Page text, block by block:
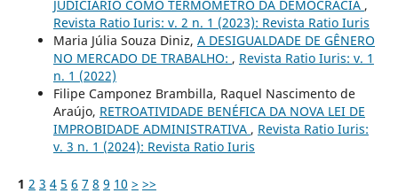
JUDICIÁRIO COMO TERMÔMETRO DA DEMOCRACIA ,
Revista Ratio Iuris: v. 2 n. 1 (2023): Revista Ratio Iuris
Maria Júlia Souza Diniz, A DESIGUALDADE DE GÊNERO
NO MERCADO DE TRABALHO: , Revista Ratio Iuris: v. 1
n. 1 (2022)
Filipe Camponez Brambilla, Raquel Nascimento de
Araújo, RETROATIVIDADE BENÉFICA DA NOVA LEI DE
IMPROBIDADE ADMINISTRATIVA , Revista Ratio Iuris:
v. 3 n. 1 (2024): Revista Ratio Iuris
1 2 3 4 5 6 7 8 9 10 > >>